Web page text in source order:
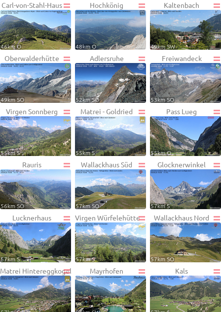
Carl-von-Stahl-Haus
46km O
Hochkönig
48km O
Kaltenbach
49km SW
Oberwalderhütte
49km SO
Adlersruhe
52km SO
Freiwandeck
53km SO
Virgen Sonnberg
55km S
Matrei - Goldried
55km S
Pass Lueg
55km O
Rauris
56km SO
Wallackhaus Süd
57km SO
Glocknerwinkel
57km S
Lucknerhaus
57km S
Virgen Würfelehütte
57km S
Wallackhaus Nord
57km SO
Matrei Hintereggkogel Mayrhofen Kals